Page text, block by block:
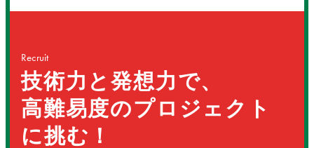
Recruit
技術力と発想力で、
高難易度のプロジェクト
に挑む！